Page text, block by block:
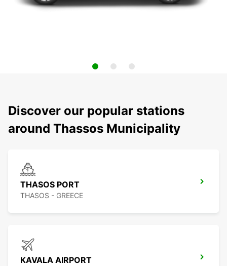
Discover our popular stations
around Thassos Municipality
THASOS PORT
THASOS - GREECE
KAVALA AIRPORT